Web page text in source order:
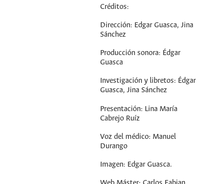
Créditos:
Dirección: Edgar Guasca, Jina
Sánchez
Producción sonora: Édgar
Guasca
Investigación y libretos: Édgar
Guasca, Jina Sánchez
Presentación: Lina María
Cabrejo Ruíz
Voz del médico: Manuel
Durango
Imagen: Edgar Guasca.